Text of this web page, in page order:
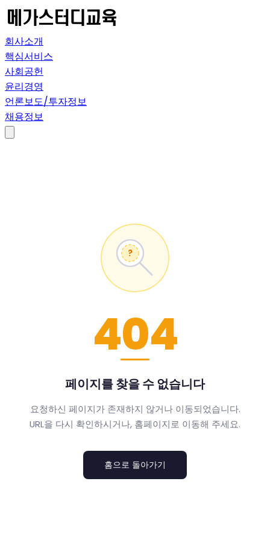
회사소개
핵심서비스
사회공헌
윤리경영
언론보도/투자정보
채용정보
?
404
페이지를 찾을 수 없습니다
요청하신 페이지가 존재하지 않거나 이동되었습니다.
URL을 다시 확인하시거나, 홈페이지로 이동해 주세요.
홈으로 돌아가기